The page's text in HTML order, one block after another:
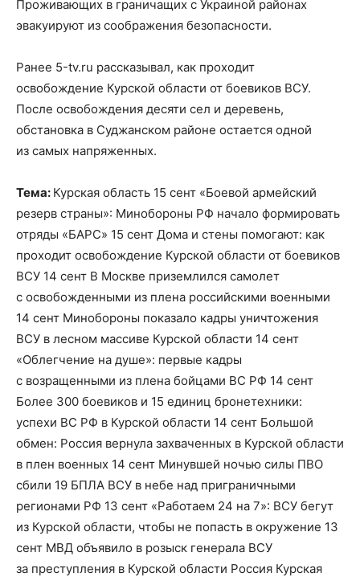
Проживающих в граничащих с Украиной районах
эвакуируют из соображения безопасности.
Ранее 5-tv.ru рассказывал, как проходит
освобождение Курской области от боевиков ВСУ.
После освобождения десяти сел и деревень,
обстановка в Суджанском районе остается одной
из самых напряженных.
Тема: Курская область 15 сент «Боевой армейский
резерв страны»: Минобороны РФ начало формировать
отряды «БАРС» 15 сент Дома и стены помогают: как
проходит освобождение Курской области от боевиков
ВСУ 14 сент В Москве приземлился самолет
с освобожденными из плена российскими военными
14 сент Минобороны показало кадры уничтожения
ВСУ в лесном массиве Курской области 14 сент
«Облегчение на душе»: первые кадры
с возращенными из плена бойцами ВС РФ 14 сент
Более 300 боевиков и 15 единиц бронетехники:
успехи ВС РФ в Курской области 14 сент Большой
обмен: Россия вернула захваченных в Курской области
в плен военных 14 сент Минувшей ночью силы ПВО
сбили 19 БПЛА ВСУ в небе над приграничными
регионами РФ 13 сент «Работаем 24 на 7»: ВСУ бегут
из Курской области, чтобы не попасть в окружение 13
сент МВД объявило в розыск генерала ВСУ
за преступления в Курской области Россия Курская